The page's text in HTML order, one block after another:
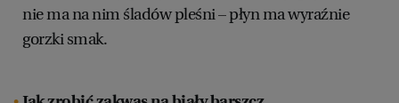
nie ma na nim śladów pleśni – płyn ma wyraźnie
gorzki smak.